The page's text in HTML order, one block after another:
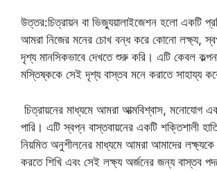
উত্তর:চিত্রায়ন বা ভিজ্যুয়ালাইজেশন হলো একটি
আমরা নিজের মনের চোখ বন্ধ করে কোনো লক্ষ্য,
দৃশ্য মানসিকভাবে দেখতে শুরু করি। এটি কেবল
মস্তিষ্ককে সেই দৃশ্য বাস্তব মনে করাতে সাহায্য
চিত্রায়নের মাধ্যমে আমরা আত্মবিশ্বাস, মনোযোগ
পারি। এটি স্বপ্ন বাস্তবায়নের একটি শক্তিশালী
নিয়মিত অনুশীলনের মাধ্যমে আমরা আমাদের লক্ষ্যকে
করতে শিখি এবং সেই লক্ষ্য অর্জনের জন্য বাস্তব